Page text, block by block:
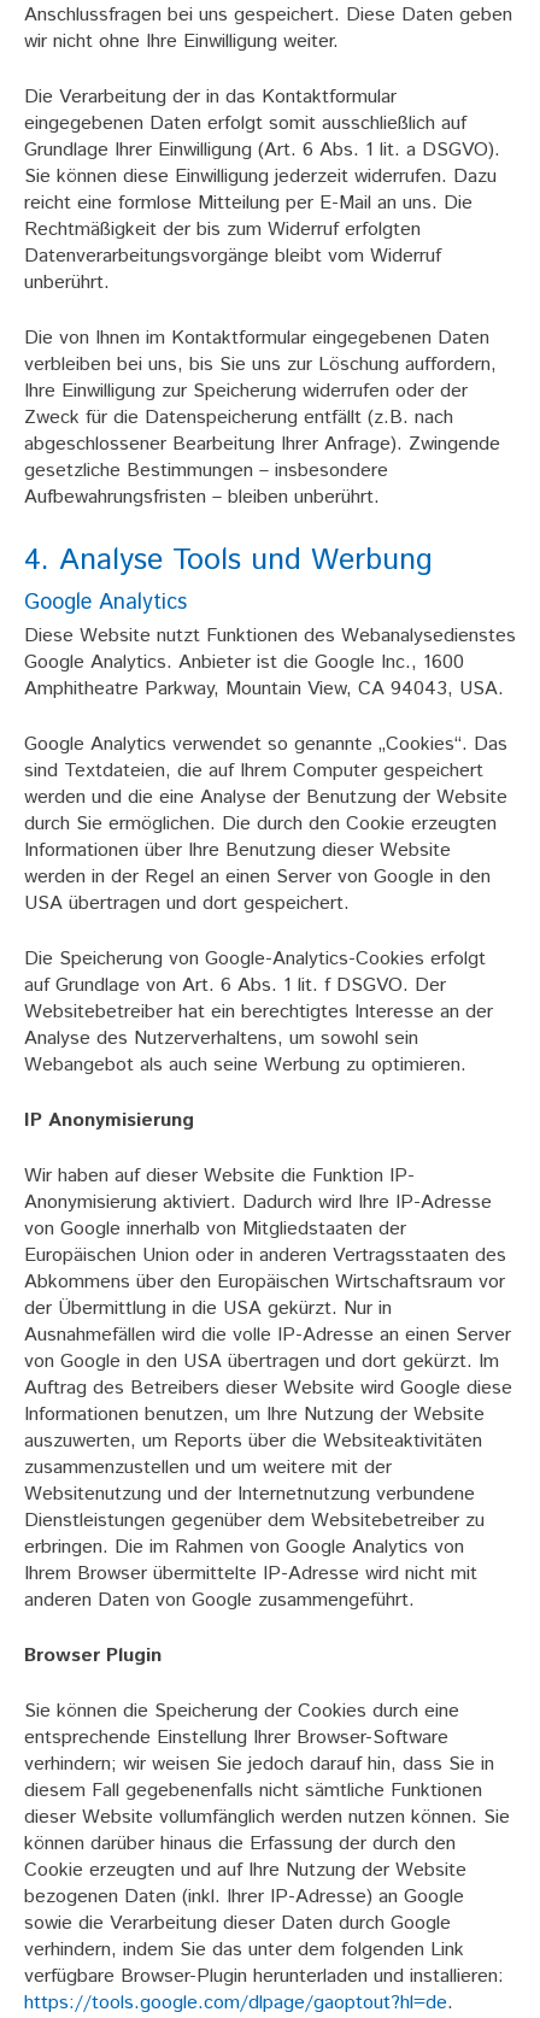
Anschlussfragen bei uns gespeichert. Diese Daten geben
wir nicht ohne Ihre Einwilligung weiter.
Die Verarbeitung der in das Kontaktformular
eingegebenen Daten erfolgt somit ausschließlich auf
Grundlage Ihrer Einwilligung (Art. 6 Abs. 1 lit. a DSGVO).
Sie können diese Einwilligung jederzeit widerrufen. Dazu
reicht eine formlose Mitteilung per E-Mail an uns. Die
Rechtmäßigkeit der bis zum Widerruf erfolgten
Datenverarbeitungsvorgänge bleibt vom Widerruf
unberührt.
Die von Ihnen im Kontaktformular eingegebenen Daten
verbleiben bei uns, bis Sie uns zur Löschung auffordern,
Ihre Einwilligung zur Speicherung widerrufen oder der
Zweck für die Datenspeicherung entfällt (z.B. nach
abgeschlossener Bearbeitung Ihrer Anfrage). Zwingende
gesetzliche Bestimmungen – insbesondere
Aufbewahrungsfristen – bleiben unberührt.
4. Analyse Tools und Werbung
Google Analytics
Diese Website nutzt Funktionen des Webanalysedienstes
Google Analytics. Anbieter ist die Google Inc., 1600
Amphitheatre Parkway, Mountain View, CA 94043, USA.
Google Analytics verwendet so genannte „Cookies“. Das
sind Textdateien, die auf Ihrem Computer gespeichert
werden und die eine Analyse der Benutzung der Website
durch Sie ermöglichen. Die durch den Cookie erzeugten
Informationen über Ihre Benutzung dieser Website
werden in der Regel an einen Server von Google in den
USA übertragen und dort gespeichert.
Die Speicherung von Google-Analytics-Cookies erfolgt
auf Grundlage von Art. 6 Abs. 1 lit. f DSGVO. Der
Websitebetreiber hat ein berechtigtes Interesse an der
Analyse des Nutzerverhaltens, um sowohl sein
Webangebot als auch seine Werbung zu optimieren.
IP Anonymisierung
Wir haben auf dieser Website die Funktion IP-
Anonymisierung aktiviert. Dadurch wird Ihre IP-Adresse
von Google innerhalb von Mitgliedstaaten der
Europäischen Union oder in anderen Vertragsstaaten des
Abkommens über den Europäischen Wirtschaftsraum vor
der Übermittlung in die USA gekürzt. Nur in
Ausnahmefällen wird die volle IP-Adresse an einen Server
von Google in den USA übertragen und dort gekürzt. Im
Auftrag des Betreibers dieser Website wird Google diese
Informationen benutzen, um Ihre Nutzung der Website
auszuwerten, um Reports über die Websiteaktivitäten
zusammenzustellen und um weitere mit der
Websitenutzung und der Internetnutzung verbundene
Dienstleistungen gegenüber dem Websitebetreiber zu
erbringen. Die im Rahmen von Google Analytics von
Ihrem Browser übermittelte IP-Adresse wird nicht mit
anderen Daten von Google zusammengeführt.
Browser Plugin
Sie können die Speicherung der Cookies durch eine
entsprechende Einstellung Ihrer Browser-Software
verhindern; wir weisen Sie jedoch darauf hin, dass Sie in
diesem Fall gegebenenfalls nicht sämtliche Funktionen
dieser Website vollumfänglich werden nutzen können. Sie
können darüber hinaus die Erfassung der durch den
Cookie erzeugten und auf Ihre Nutzung der Website
bezogenen Daten (inkl. Ihrer IP-Adresse) an Google
sowie die Verarbeitung dieser Daten durch Google
verhindern, indem Sie das unter dem folgenden Link
verfügbare Browser-Plugin herunterladen und installieren:
https://tools.google.com/dlpage/gaoptout?hl=de.